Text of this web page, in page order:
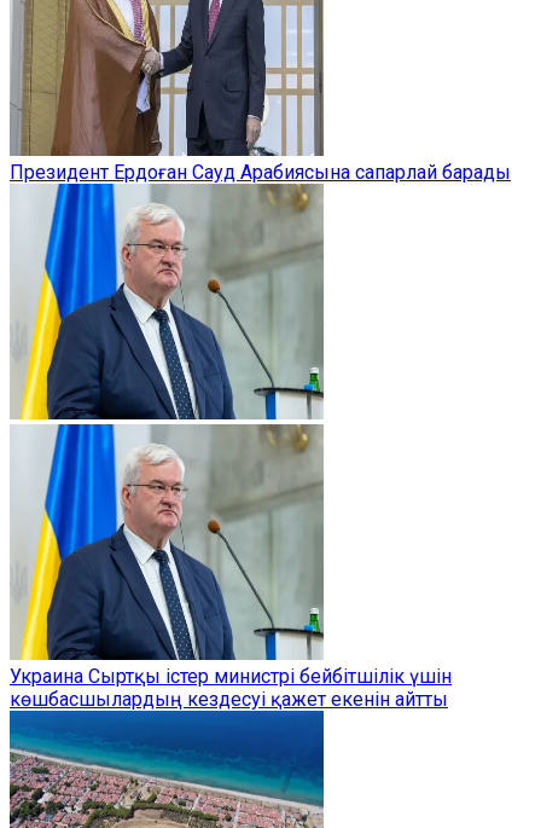
Президент Ердоған Сауд Арабиясына сапарлай барады
Украина Сыртқы істер министрі бейбітшілік үшін
көшбасшылардың кездесуі қажет екенін айтты